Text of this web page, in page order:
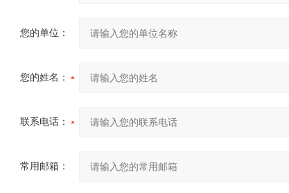
您的单位：
您的姓名：
联系电话：
常用邮箱：